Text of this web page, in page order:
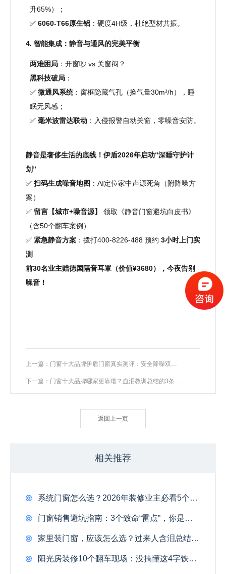
升65%）；
✅ 6060-T66原生铝：硬度4H级，杜绝型材共振。
4. 智能集成：静音与通风的完美平衡
两难困局：开窗吵 vs 关窗闷？
黑科技破局：
✅ 微通风系统：窗框隐藏气孔（换气量30m³/h），睡
眠无风感；
✅ 毫米波雷达联动：入侵报警自动关窗，零噪音安防。
静音是奢侈生活的底线！伊盾2026年启动“深睡守护计
划”
✅ 扫码生成噪音地图 ：AI定位家中声源死角（附降噪方
案）
✅ 留言【城市+噪音源】
领取《静音门窗避坑白皮书》
（含50个翻车案例）
✅ 紧急静音方案 ：拨打400-8226-488 预约 3小时上门实
测
前30名业主赠德国隔音耳罩（价值¥3680），今夜告别
噪音！
上一篇：门窗十大品牌伊盾门窗真实测评：安全降噪双冠王的硬核实力
下一篇：门窗十大品牌哪家更靠谱？血泪教训总结的3条生死线！
返回上一页
相关推荐
系统门窗怎么选？2026年装修业主必看5个硬指标
门窗销售避坑指南：3个致命“雷点”，你是不是也在把订单推给对手？
家里装门窗，应该怎么选？过来人含泪总结：只看价格不看这3处，入住半年全得换！
阳光房装修10个翻车现场：没搞懂这4字铁律，多花8万照样成摆设！